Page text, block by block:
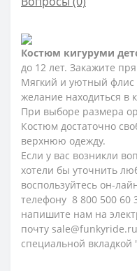
Костюм кигуруми
до 12 лет. Закажите
Мягкий и уютный флис
желание находиться в
При выборе размера
Костюм достаточно
верхнюю одежду.
Если у вас возникли
хотели бы уточнить
воспользуйтесь он-
телефону 8 800 500 60
напишите нам на
почту
специальной вкладкой